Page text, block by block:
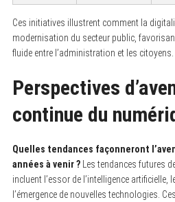
Ces initiatives illustrent comment la
modernisation du secteur public,
fluide entre l’administration et les citoyens.
Perspectives
continue du
Quelles tendances façonneront
années à venir ?Les tendances futures
incluent l’essor de l’intelligence artificielle,
l’émergence de nouvelles technologies.